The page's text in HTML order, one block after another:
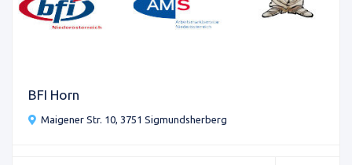
BFI Horn
Maigener Str. 10, 3751 Sigmundsherberg